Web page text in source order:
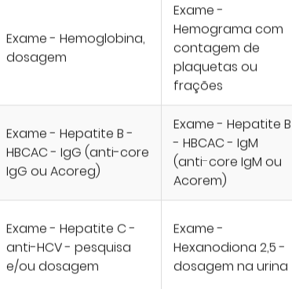
Exame - Hemoglobina,
dosagem
Exame -
Hemograma com
contagem de
plaquetas ou
frações
Exame - Hepatite B -
HBCAC - IgG (anti-core
IgG ou Acoreg)
Exame - Hepatite B
- HBCAC - IgM
(anti-core IgM ou
Acorem)
Exame - Hepatite C -
anti-HCV - pesquisa
e/ou dosagem
Exame -
Hexanodiona 2,5 -
dosagem na urina